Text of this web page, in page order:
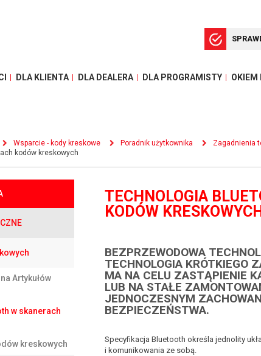
DLA KLIENTA DLA DEALERA DLA PROGRAMISTY OKIEM
Wsparcie - kody kreskowe Poradnik użytkownika Zagadnienia
kodów kreskowych
Artykułów
w skanerach
kreskowych
TECHNOLOGIA
KODÓW KRESKOWYCH
BEZPRZEWODOWA
TECHNOLOGIA KRÓTKIEGO
MA NA CELU ZASTĄPIENIE
LUB NA STAŁE
JEDNOCZESNYM
BEZPIECZEŃSTWA.
Specyfikacja Bluetooth określa jednolity
i komunikowania ze sobą.